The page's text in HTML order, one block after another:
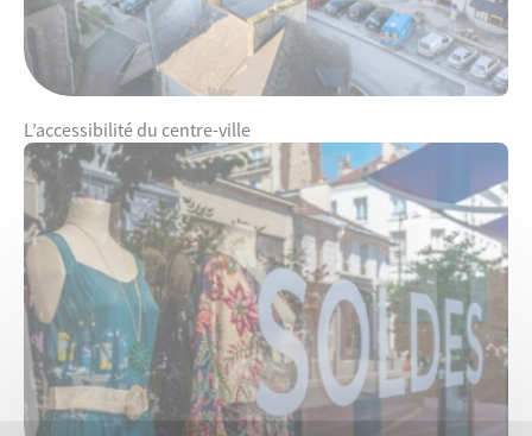
L’accessibilité du centre-ville